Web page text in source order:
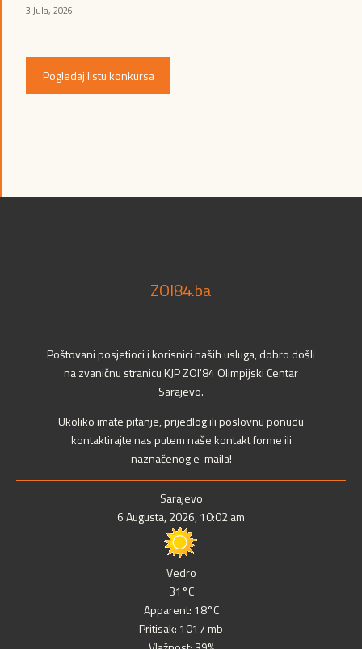
3 Jula, 2026
Pogledaj listu konkursa
ZOI84.ba
Poštovani posjetioci i korisnici naših usluga, dobro došli
na zvaničnu stranicu KJP ZOI'84 Olimpijski Centar
Sarajevo.
Ukoliko imate pitanje, prijedlog ili poslovnu ponudu
kontaktirajte nas putem naše kontakt forme ili
naznačenog e-maila!
Sarajevo
6 Augusta, 2026, 10:02 am
Vedro
31°C
Apparent: 18°C
Pritisak: 1017 mb